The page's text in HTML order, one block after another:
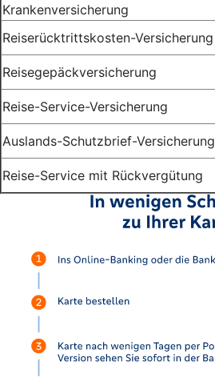
Krankenversicherung
Reiserücktrittskosten-Versicherung
Reisegepäckversicherung
Reise-Service-Versicherung
Auslands-Schutzbrief-Versicherung
Reise-Service mit Rückvergütung